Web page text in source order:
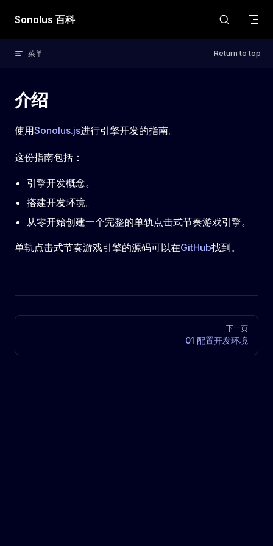
Skip to content
Sonolus 百科
菜单 Return to top
介绍
使用Sonolus.js进行引擎开发的指南。
这份指南包括：
引擎开发概念。
搭建开发环境。
从零开始创建一个完整的单轨点击式节奏游戏引擎。
单轨点击式节奏游戏引擎的源码可以在GitHub找到。
Pager
下一页
01 配置开发环境